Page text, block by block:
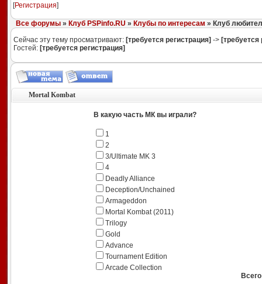
[Регистрация]
Все форумы» Клуб PSPinfo.RU » Клубы по интересам » Клуб
Сейчас эту тему просматривают: [требуется регистрация] -> [требуется
Гостей: [требуется регистрация]
Mortal Kombat
В какую часть МК вы играли?
1
2
3/Ultimate MK 3
4
Deadly Alliance
Deception/Unchained
Armageddon
Mortal Kombat (2011)
Trilogy
Gold
Advance
Tournament Edition
Arcade Collection